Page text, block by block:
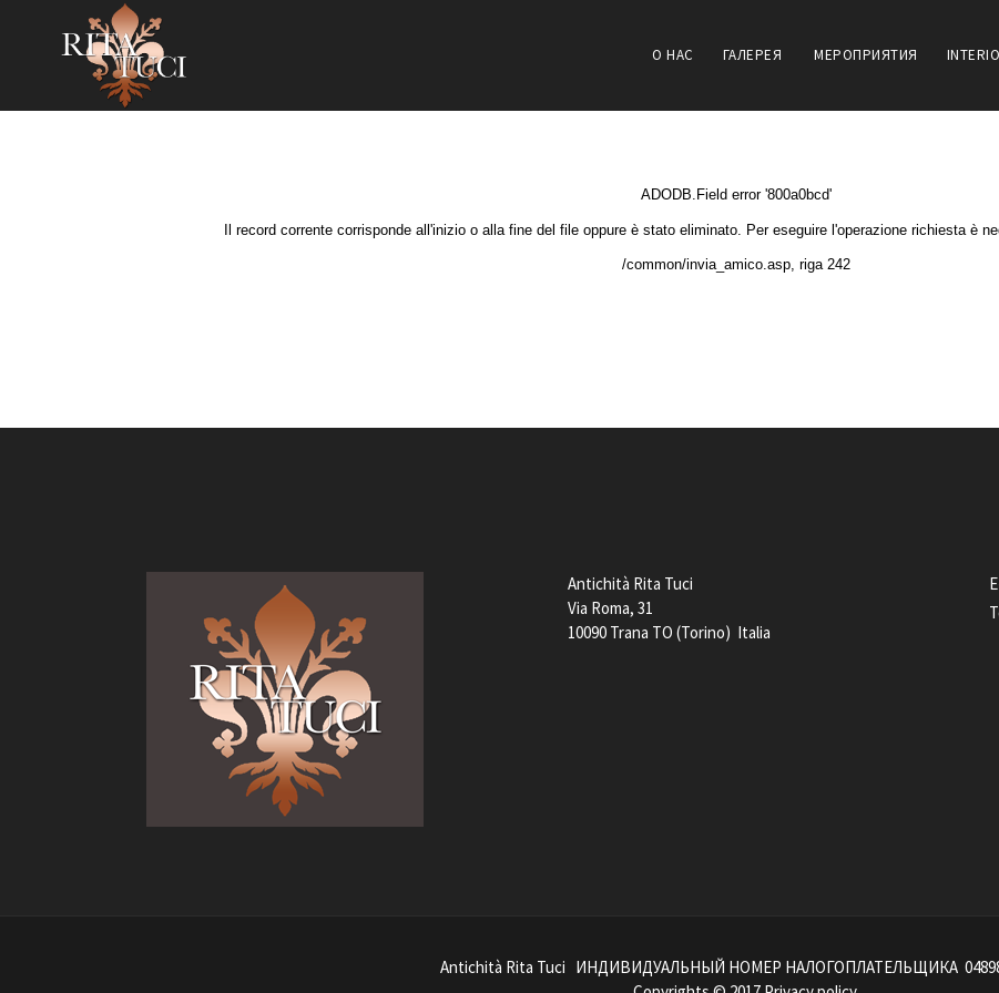
О НАС ГАЛЕРЕЯ МЕРОПРИЯТИЯ
Antichità Rita Tuci
Via Roma, 31
10090 Trana TO (Torino) Italia
Antichità Rita Tuci ИНДИВИДУАЛЬНЫЙ НОМЕР НАЛОГОПЛАТЕЛЬЩИКА